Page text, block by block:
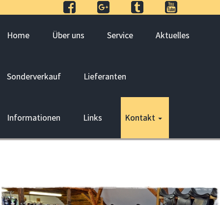
Home Über uns Service Aktuelles
Sonderverkauf Lieferanten
Informationen Links Kontakt